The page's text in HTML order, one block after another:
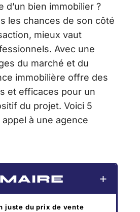
d’un bien immobilier ?
les chances de son côté
mieux vaut
Avec une
du marché et du
immobilière offre des
et efficaces pour un
du projet. Voici 5
à une agence
juste du prix de vente